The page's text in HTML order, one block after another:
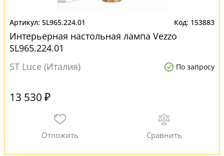
SL965.224.01 153883
Интерьерная настольная лампа Vezzo
SL965.224.01
ST Luce (Италия)
По запросу
13 530 ₽